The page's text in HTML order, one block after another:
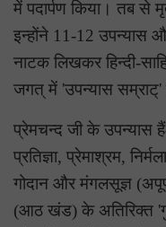
में पदार्पण किया। तब से
इन्होंने 11-12 उपन्यास
नाटक लिखकर हिन्दी-
जगत् में 'उपन्यास सम्राट्'
प्रेमचन्द जी के उपन्यास
प्रतिज्ञा, प्रेमाश्रम,
गोदान और मंगलसूज्ञ
(आठ खंड) के अतिरिक्त